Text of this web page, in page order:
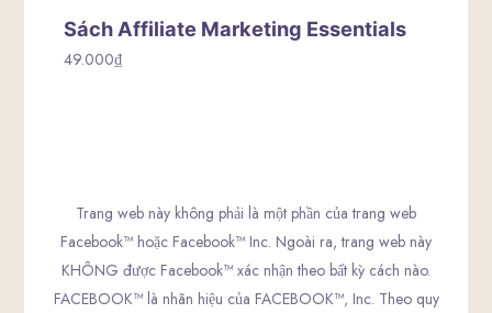
Sách Affiliate Marketing Essentials
49.000₫
Trang web này không phải là một phần của trang web
Facebook™ hoặc Facebook™ Inc. Ngoài ra, trang web này
KHÔNG được Facebook™ xác nhận theo bất kỳ cách nào.
FACEBOOK™ là nhãn hiệu của FACEBOOK™, Inc. Theo quy